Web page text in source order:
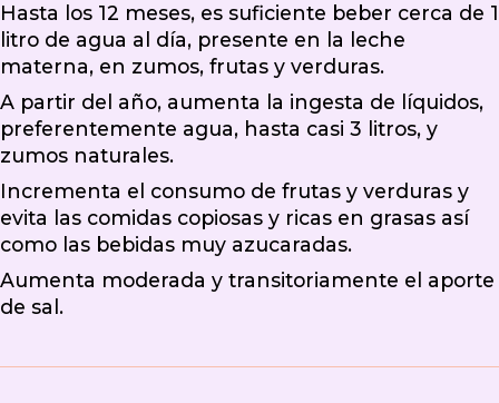
Hasta los 12 meses, es suficiente beber cerca de 1
litro de agua al día, presente en la leche
materna, en zumos, frutas y verduras.
A partir del año, aumenta la ingesta de líquidos,
preferentemente agua, hasta casi 3 litros, y
zumos naturales.
Incrementa el consumo de frutas y verduras y
evita las comidas copiosas y ricas en grasas así
como las bebidas muy azucaradas.
Aumenta moderada y transitoriamente el aporte
de sal.